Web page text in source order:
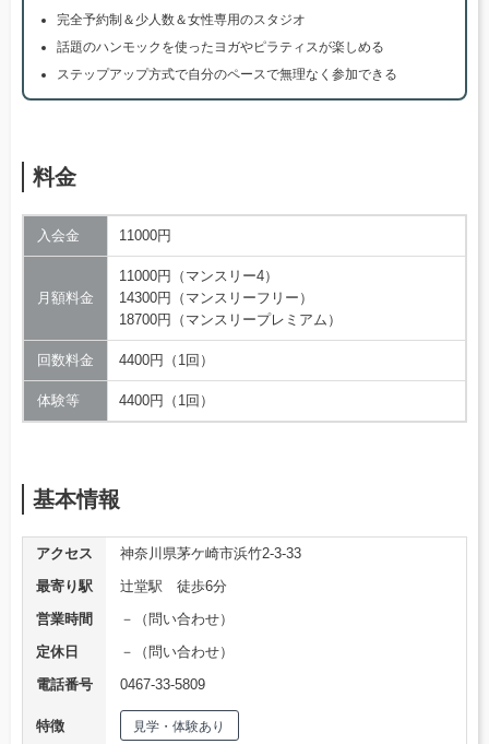
完全予約制＆少人数＆女性専用のスタジオ
話題のハンモックを使ったヨガやピラティスが楽しめる
ステップアップ方式で自分のペースで無理なく参加できる
料金
入会金 11000円
月額料金
11000円（マンスリー4）
14300円（マンスリーフリー）
18700円（マンスリープレミアム）
回数料金 4400円（1回）
体験等 4400円（1回）
基本情報
アクセス
神奈川県茅ケ崎市浜竹2-3-33
最寄り駅
辻堂駅 徒歩6分
営業時間
－（問い合わせ）
定休日
－（問い合わせ）
電話番号
0467-33-5809
特徴 見学・体験あり